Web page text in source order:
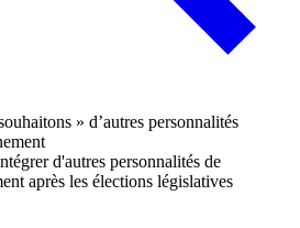
d'autres personnalités de
après les élections législatives